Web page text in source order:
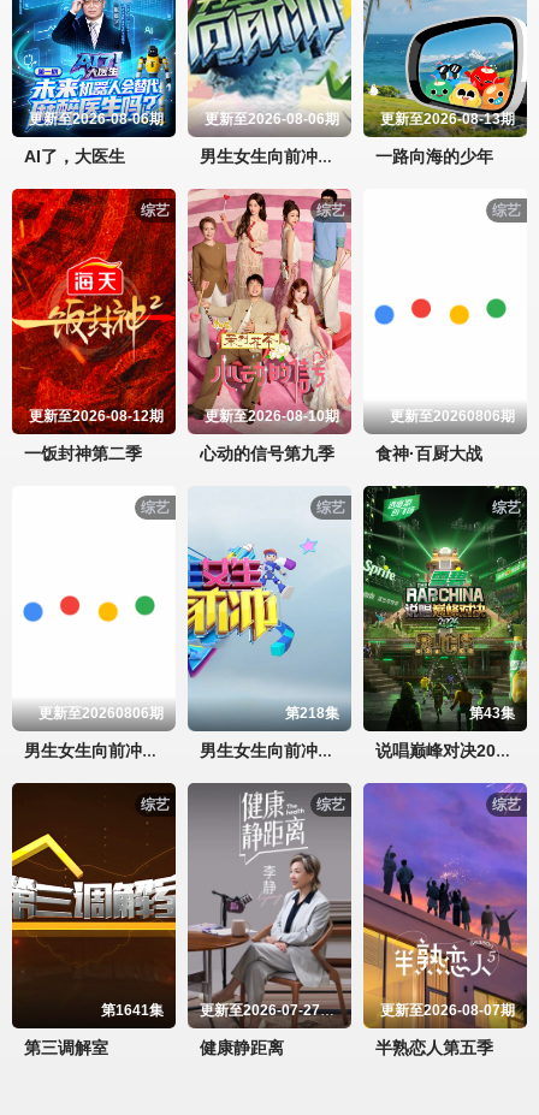
更新至2026-08-06期
AI了，大医生
更新至2026-08-06期
男生女生向前冲第十四季
更新至2026-08-13期
一路向海的少年
综艺
更新至2026-08-12期
一饭封神第二季
综艺
更新至2026-08-10期
心动的信号第九季
综艺
更新至20260806期
食神·百厨大战
综艺
更新至20260806期
男生女生向前冲2026
综艺
第218集
男生女生向前冲第十八季
综艺
第43集
说唱巅峰对决2026
综艺
第1641集
第三调解室
综艺
更新至2026-07-27期期
健康静距离
综艺
更新至2026-08-07期
半熟恋人第五季